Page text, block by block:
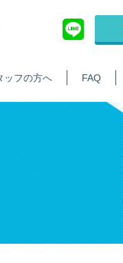
ッフの方へ FAQ